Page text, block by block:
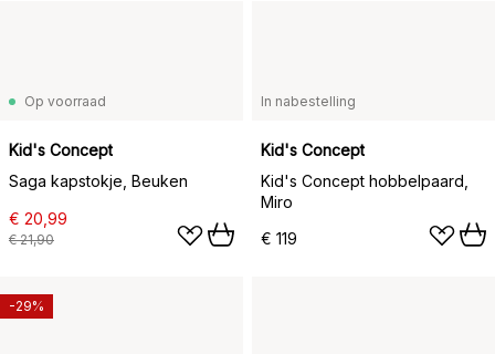
Op voorraad
Kid's Concept
Saga kapstokje, Beuken
€ 20,99
€ 21,90
In nabestelling
Kid's Concept
Kid's Concept hobbelpaard,
Miro
€ 119
-29%